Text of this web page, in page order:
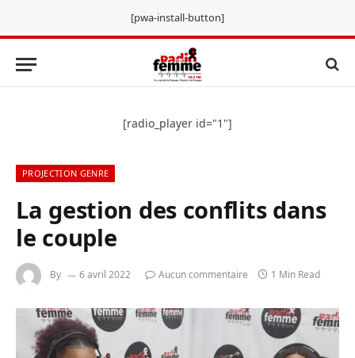
[pwa-install-button]
[radio_player id="1"]
PROJECTION GENRE
La gestion des conflits dans
le couple
By 6 avril 2022 Aucun commentaire 1 Min Read